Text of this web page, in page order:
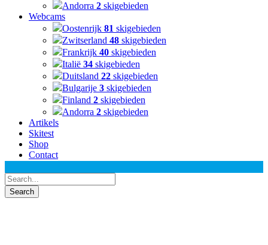
Andorra 2 skigebieden
Webcams
Oostenrijk 81 skigebieden
Zwitserland 48 skigebieden
Frankrijk 40 skigebieden
Italië 34 skigebieden
Duitsland 22 skigebieden
Bulgarije 3 skigebieden
Finland 2 skigebieden
Andorra 2 skigebieden
Artikels
Skitest
Shop
Contact